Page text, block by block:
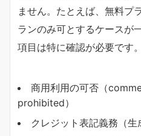
ません。たとえば、無料プ
ランのみ可とするケースが
項目は特に確認が必要です。
商用利用の可否（
prohibited）
クレジット表記義務（生